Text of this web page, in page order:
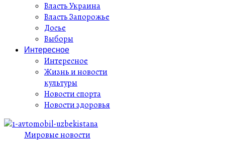
Власть Украина
Власть Запорожье
Досье
Выборы
Интересное
Интересное
Жизнь и новости
культуры
Новости спорта
Новости здоровья
Мировые новости